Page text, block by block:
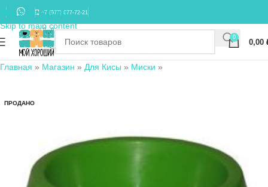
Skip to navigation
Skip to main content
+7 (977) 677-72-21
0
0,00
Главная » Магазин » Для Кисы » Миски »
ПРОДАНО